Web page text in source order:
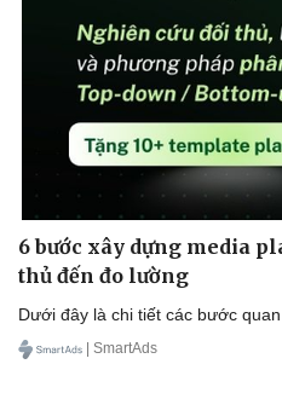
6 bước xây dựng media
thủ đến đo lường
Dưới đây là chi tiết các bước
| SmartAds